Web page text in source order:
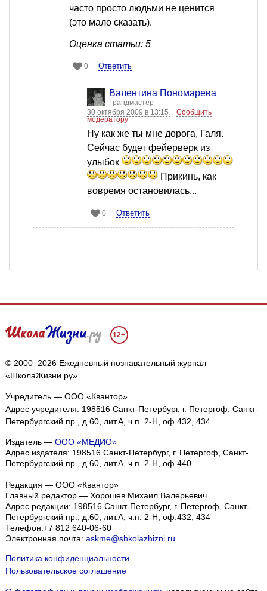
часто просто людьми не ценится
(это мало сказать).
Оценка статьи: 5
0 Ответить
Валентина Пономарева
Грандмастер
30 октября 2009 в 13:15
Сообщить
модератору
Ну как же ты мне дорога, Галя.
Сейчас будет фейерверк из
улыбок
Прикинь, как
вовремя остановилась...
0 Ответить
12+
© 2000–2026 Ежедневный познавательный журнал
«ШколаЖизни.ру»
Учредитель — ООО «Квантор»
Адрес учредителя: 198516 Санкт-Петербург, г. Петергоф, Санкт-
Петербургский пр., д.60, лит.А, ч.п. 2-Н, оф.432, 434
Издатель — ООО «МЕДИО»
Адрес издателя: 198516 Санкт-Петербург, г. Петергоф, Санкт-
Петербургский пр., д.60, лит.А, ч.п. 2-Н, оф.440
Редакция — ООО «Квантор»
Главный редактор — Хорошев Михаил Валерьевич
Адрес редакции: 198516 Санкт-Петербург, г. Петергоф Санкт-
Петербургский пр., д.60, лит.А, ч.п. 2-Н, оф.432, 434
Телефон:+7 812 640-06-60
Электронная почта: askme@shkolazhizni.ru
Политика конфиденциальности
Пользовательское соглашение